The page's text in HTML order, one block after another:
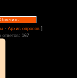
· Архив опросов]
ответов: 167